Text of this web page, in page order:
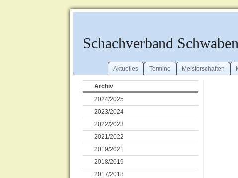
Schachverband Schwaben
Aktuelles Termine Meisterschaften
Archiv
2024/2025
2023/2024
2022/2023
2021/2022
2019/2021
2018/2019
2017/2018